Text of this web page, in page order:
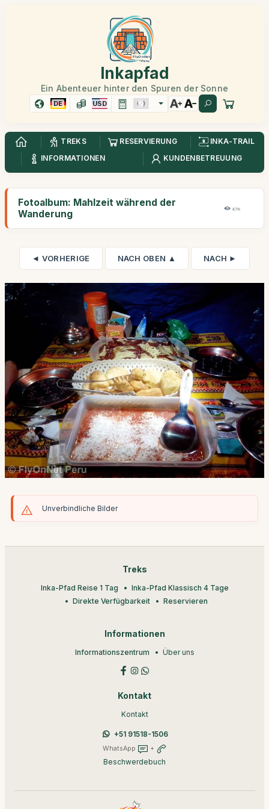
Inkapfad
Ein Abenteuer hinter den Spuren der Sonne
DE USD
TREKS RESERVIERUNG
INKA-TRAIL
INFORMATIONEN
KUNDENBETREUUNG
Fotoalbum: Mahlzeit während der
Wanderung
47K
◄ VORHERIGE NACH OBEN ▲ NACH ►
Unverbindliche Bilder
Treks
Inka-Pfad Reise 1 Tag
Inka-Pfad Klassisch 4 Tage
Direkte Verfügbarkeit
Reservieren
Informationen
Informationszentrum Über uns
Kontakt
Kontakt
+51 91518-1506
WhatsApp +
Beschwerdebuch